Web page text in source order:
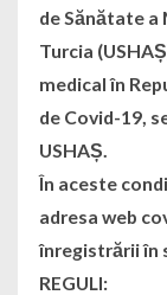
de Sănătate a
Turcia
medical în
de Covid-19,
USHAȘ.
În aceste
adresa web
înregistrării în
REGULI: